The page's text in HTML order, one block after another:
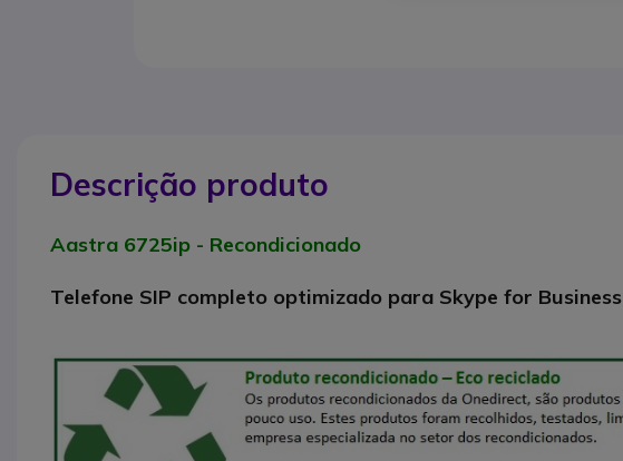
Descrição produto
Aastra 6725ip - Recondicionado
Telefone SIP completo optimizado para Skype for Business